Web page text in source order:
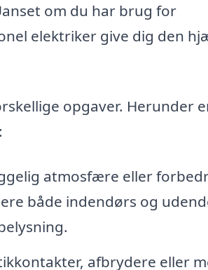
om du har brug for
elektriker give dig den
opgaver. Herunder
atmosfære eller
både indendørs og
afbrydere eller